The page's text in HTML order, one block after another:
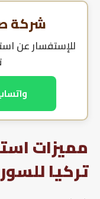
شركة
للإستفسار عن
واتساب
مميزات
تركيا